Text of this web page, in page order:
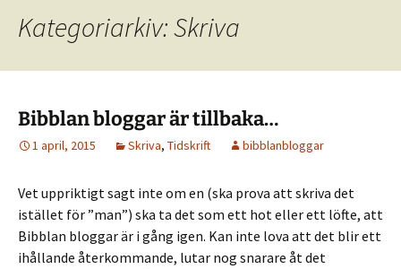
Kategoriarkiv: Skriva
Bibblan bloggar är tillbaka…
1 april, 2015 Skriva, Tidskrift bibblanbloggar
Vet uppriktigt sagt inte om en (ska prova att skriva det
istället för ”man”) ska ta det som ett hot eller ett löfte, att
Bibblan bloggar är i gång igen. Kan inte lova att det blir ett
ihållande återkommande, lutar nog snarare åt det